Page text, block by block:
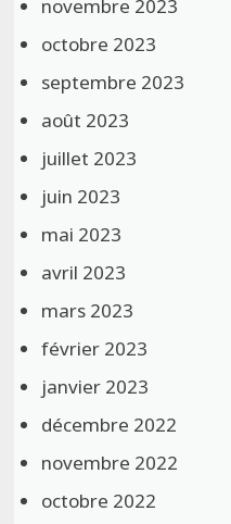
novembre 2023
octobre 2023
septembre 2023
août 2023
juillet 2023
juin 2023
mai 2023
avril 2023
mars 2023
février 2023
janvier 2023
décembre 2022
novembre 2022
octobre 2022